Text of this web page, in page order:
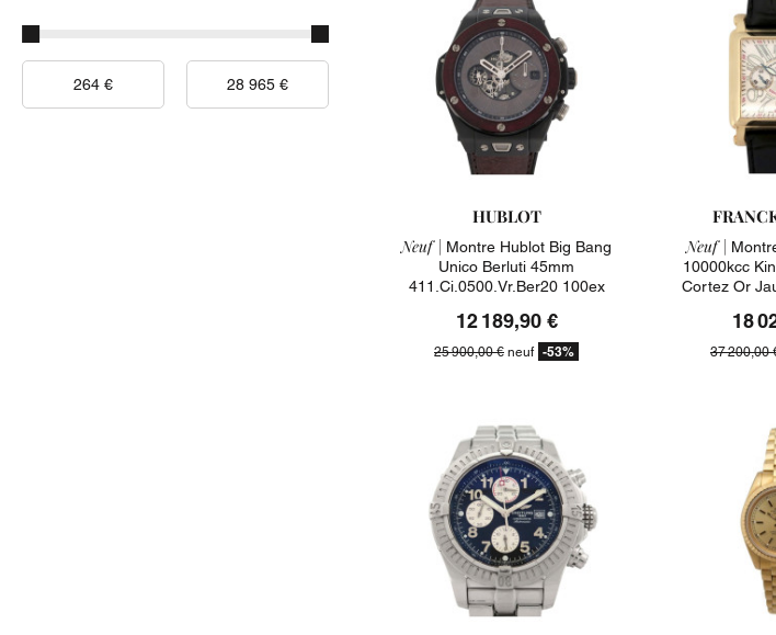
HUBLOT
Neuf | Montre Hublot Big Bang
Unico Berluti 45mm
411.ci.0500.vr.ber20 100ex
12 189,90 €
25 900,00 € neuf -53%
Neuf |
10000kcc
Cortez Or
18
37 200,00